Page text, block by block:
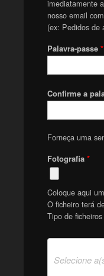
imediatamente
nosso email
(ex: Pedidos de
Palavra-passe *
Confirme a
Forneça uma
Fotografia *
Coloque aqui
O ficheiro terá
Tipo de
Selecione